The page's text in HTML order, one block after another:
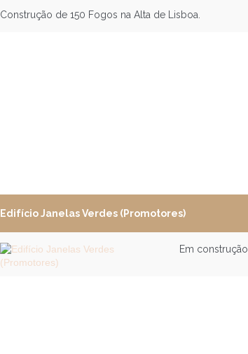
Construção de 150 Fogos na Alta de Lisboa.
Edifício Janelas Verdes (Promotores)
Em construção.